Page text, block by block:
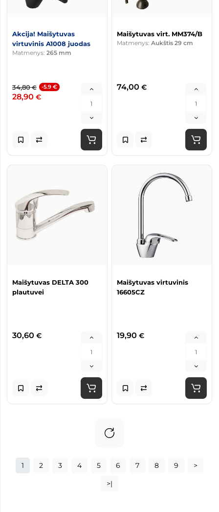
Akcija! Maišytuvas
virtuvinis A1008 juodas
Matmenys: 265 mm
34,80€ -5.9 €
28,90 €
Maišytuvas virt. MM374/B
Matmenys: Aukštis 29 cm
74,00 €
Maišytuvas DELTA 300
plautuvei
30,60 €
Maišytuvas virtuvinis
16605CZ
19,90 €
1 2 3 4 5 6 7 8 9 >
>|